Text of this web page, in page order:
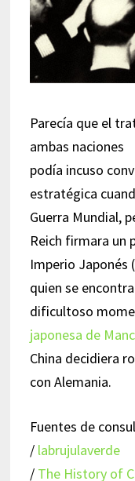
Parecía que el
ambas naciones
podía incuso
estratégica
Guerra Mundial,
Reich firmara un
Imperio Japonés
quien se
dificultoso
japonesa de
China decidiera
con Alemania.
Fuentes de
/ labrujulaverde
/ The History of